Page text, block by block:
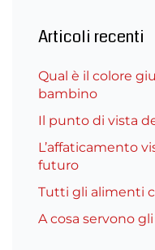
Articoli recenti
Qual è il colore
bambino
Il punto di vista
L’affaticamento
futuro
Tutti gli alimenti
A cosa servono